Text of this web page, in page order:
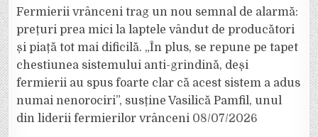
Fermierii vrânceni trag un nou semnal de alarmă:
prețuri prea mici la laptele vândut de producători
și piață tot mai dificilă. „În plus, se repune pe tapet
chestiunea sistemului anti-grindină, deși
fermierii au spus foarte clar că acest sistem a adus
numai nenorociri”, susține Vasilică Pamfil, unul
din liderii fermierilor vrânceni 08/07/2026